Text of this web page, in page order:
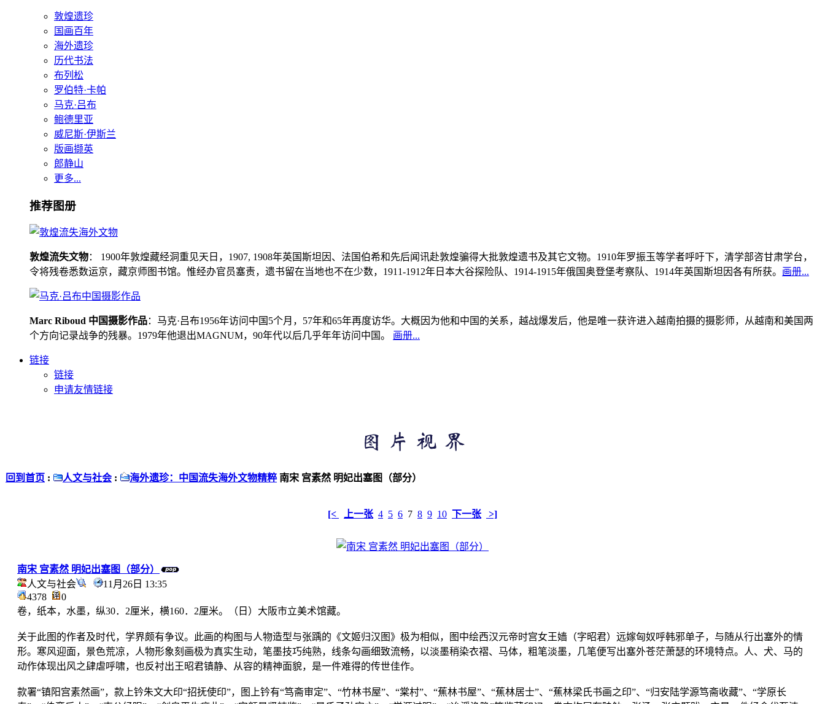
敦煌遗珍
国画百年
海外遗珍
历代书法
布列松
罗伯特·卡帕
马克·吕布
鲍德里亚
威尼斯·伊斯兰
版画撷英
郎静山
更多...
推荐图册
敦煌流失文物： 1900年敦煌藏经洞重见天日，1907, 1908年英国斯坦因、法国伯希和先后闻讯赴敦煌骗得大批敦煌遗书及其它文物。1910年罗振玉等学者呼吁下，清学部咨甘肃学台，
令将残卷悉数运京，藏京师图书馆。惟经办官员塞责，遗书留在当地也不在少数，1911-1912年日本大谷探险队、1914-1915年俄国奥登堡考察队、1914年英国斯坦因各有所获。 画册...
Marc Riboud 中国摄影作品：马克·吕布1956年访问中国5个月，57年和65年再度访华。大概因为他和中国的关系，越战爆发后，他是唯一获许进入越南拍摄的摄影师，从越南和美国两
个方向记录战争的残暴。1979年他退出MAGNUM，90年代以后几乎年年访问中国。 画册...
链接
链接
申请友情链接
回到首页 : 人文与社会 : 海外遗珍：中国流失海外文物精粹 南宋 宫素然 明妃出塞图（部分）
[< 上一张 4 5 6 7 8 9 10 下一张 >]
南宋 宫素然 明妃出塞图（部分）
人文与社会
11月26日 13:35
4378
0
卷，纸本，水墨，纵30．2厘米，横160．2厘米。（日）大阪市立美术馆藏。
关于此图的作者及时代，学界颇有争议。此画的构图与人物造型与张踽的《文姬归汉图》极为相似，图中绘西汉元帝时宫女王嫱（字昭君）远嫁匈奴呼韩邪单子，与随从行出塞外的情
形。寒风迎面，景色荒凉，人物形象刻画极为真实生动，笔墨技巧纯熟，线条勾画细致流畅，以淡墨稍染衣褶、马体，粗笔淡墨，几笔便写出塞外苍茫萧瑟的环境特点。人、犬、马的
动作体现出风之肆虐呼啸，也反衬出王昭君镇静、从容的精神面貌，是一件难得的传世佳作。
款署“镇阳宫素然画”，款上钤朱文大印“招抚使印”，图上钤有“笃斋审定”、“竹林书屋”、“棠村”、“蕉林书屋”、“蕉林居士”、“蕉林梁氏书画之印”、“归安陆学源笃斋收藏”、“学原长